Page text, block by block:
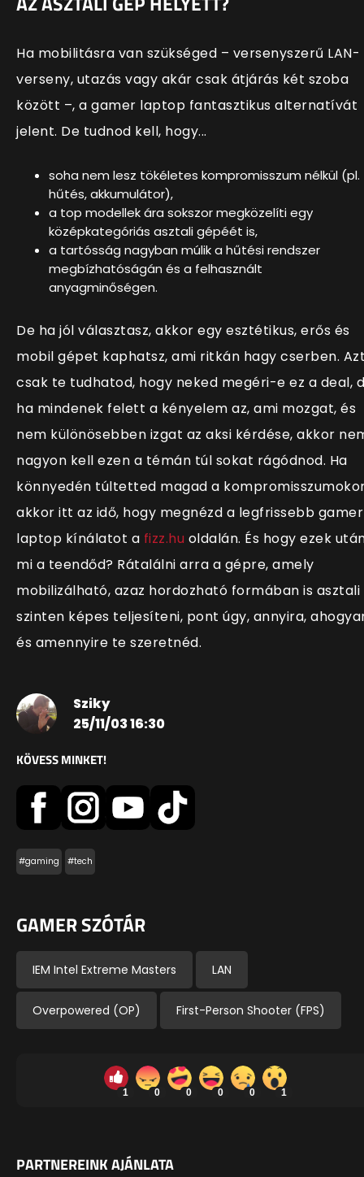
Ha mobilitásra van szükséged – versenyszerű LAN-
verseny, utazás vagy akár csak átjárás két szoba
között –, a gamer laptop fantasztikus alternatívát
jelent. De tudnod kell, hogy...
soha nem lesz tökéletes kompromisszum nélkül (pl.
hűtés, akkumulátor),
a top modellek ára sokszor megközelíti egy
középkategóriás asztali gépéét is,
a tartósság nagyban múlik a hűtési rendszer
megbízhatóságán és a felhasznált
anyagminőségen.
De ha jól választasz, akkor egy esztétikus, erős és
mobil gépet kaphatsz, ami ritkán hagy cserben.
csak te tudhatod, hogy neked megéri-e ez a deal,
ha mindenek felett a kényelem az, ami mozgat, és
nem különösebben izgat az aksi kérdése, akkor
nagyon kell ezen a témán túl sokat rágódnod. Ha
könnyedén túltetted magad a
akkor itt az idő, hogy megnézd a legfrissebb gamer
laptop kínálatot a fizz.hu oldalán. És hogy ezek
mi a teendőd? Rátalálni arra a gépre, amely
mobilizálható, azaz hordozható formában is asztali
szinten képes teljesíteni, pont úgy, annyira,
és amennyire te szeretnéd.
Sziky
25/11/03 16:30
KÖVESS MINKET!
#gaming #tech
GAMER SZÓTÁR
IEM Intel Extreme Masters LAN
Overpowered (OP) First-Person Shooter (FPS)
1 0 0 0 0 1
PARTNEREINK AJÁNLATA